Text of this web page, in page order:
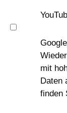
mit
Daten
finden